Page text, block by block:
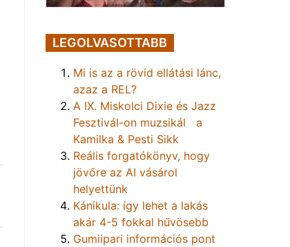
LEGOLVASOTTABB
Mi is az a rövid ellátási lánc,
azaz a REL?
A IX. Miskolci Dixie és Jazz
Fesztivál-on muzsikál a
Kamilka & Pesti Sikk
Reális forgatókönyv, hogy
jövőre az AI vásárol
helyettünk
Kánikula: így lehet a lakás
akár 4-5 fokkal hűvösebb
Gumiipari információs pont